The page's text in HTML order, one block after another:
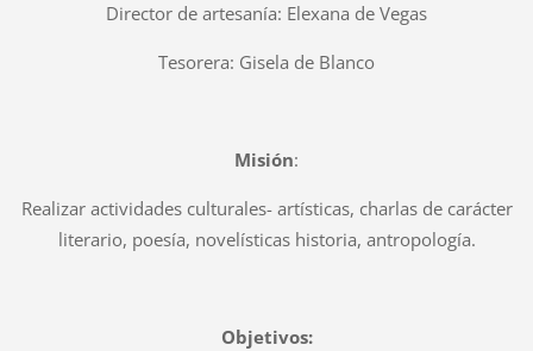
Director de artesanía: Elexana de Vegas
Tesorera: Gisela de Blanco
Misión:
Realizar actividades culturales- artísticas, charlas de carácter
literario, poesía, novelísticas historia, antropología.
Objetivos: